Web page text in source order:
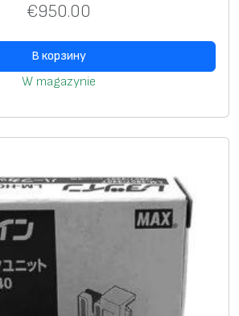
€950.00
В корзину
W magazynie